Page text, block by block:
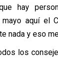
hay
aquí el
nada y eso
los